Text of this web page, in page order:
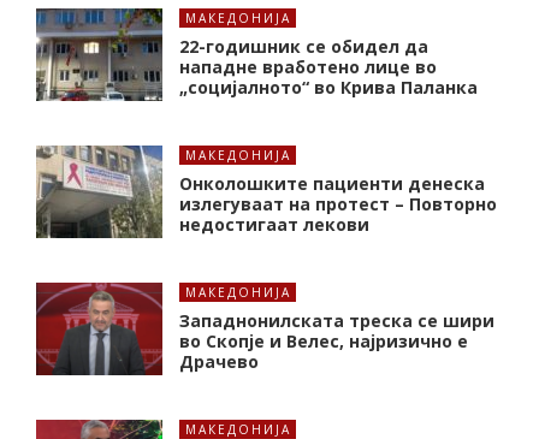
МАКЕДОНИЈА
22-годишник се обидел да
нападне вработено лице во
„социјалното“ во Крива Паланка
МАКЕДОНИЈА
Онколошките пациенти денеска
излегуваат на протест – Повторно
недостигаат лекови
МАКЕДОНИЈА
Западнонилската треска се шири
во Скопје и Велес, најризично е
Драчево
МАКЕДОНИЈА